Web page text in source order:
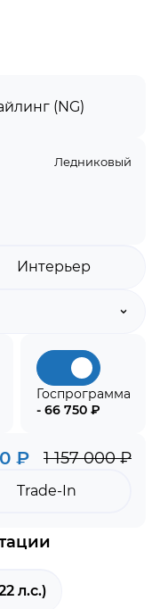
(NG)
Ледниковый
Интерьер
Госпрограмма
- 66 750 ₽
₽ 1 157 000 ₽
Trade-In
л.с.)